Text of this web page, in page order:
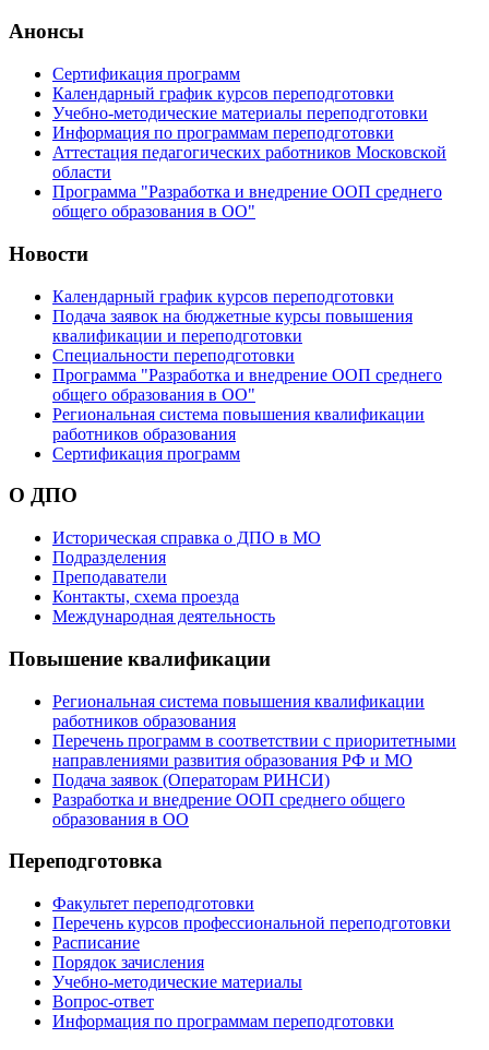
Анонсы
Сертификация программ
Календарный график курсов переподготовки
Учебно-методические материалы переподготовки
Информация по программам переподготовки
Аттестация педагогических работников Московской
области
Программа "Разработка и внедрение ООП среднего
общего образования в ОО"
Новости
Календарный график курсов переподготовки
Подача заявок на бюджетные курсы повышения
квалификации и переподготовки
Специальности переподготовки
Программа "Разработка и внедрение ООП среднего
общего образования в ОО"
Региональная система повышения квалификации
работников образования
Сертификация программ
О ДПО
Историческая справка о ДПО в МО
Подразделения
Преподаватели
Контакты, схема проезда
Международная деятельность
Повышение квалификации
Региональная система повышения квалификации
работников образования
Перечень программ в соответствии с приоритетными
направлениями развития образования РФ и МО
Подача заявок (Операторам РИНСИ)
Разработка и внедрение ООП среднего общего
образования в ОО
Переподготовка
Факультет переподготовки
Перечень курсов профессиональной переподготовки
Расписание
Порядок зачисления
Учебно-методические материалы
Вопрос-ответ
Информация по программам переподготовки